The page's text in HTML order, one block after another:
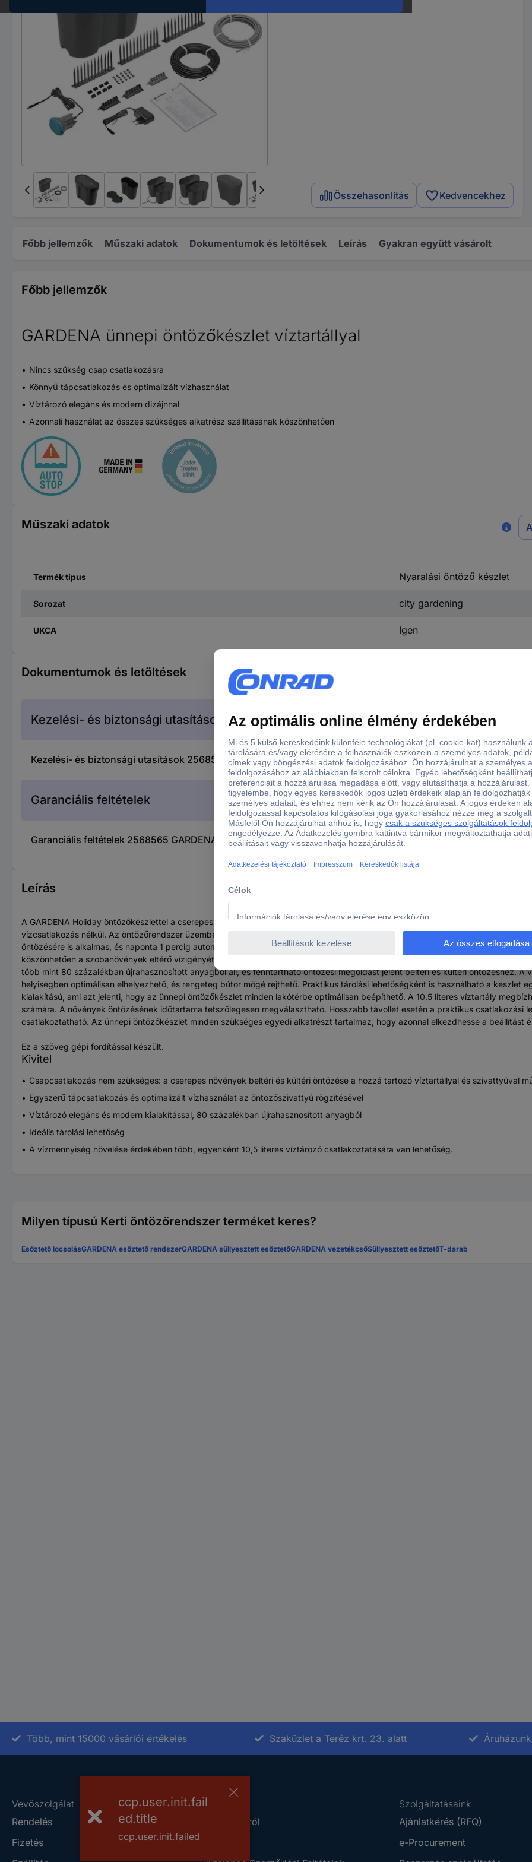
Összehasonlítás Kedvencekhez
Főbb jellemzők Műszaki adatok Dokumentumok és letöltések Leírás Gyakran együtt vásárolt
Főbb jellemzők
GARDENA ünnepi öntözőkészlet víztartállyal
Nincs szükség csap csatlakozásra
Könnyű tápcsatlakozás és optimalizált vízhasználat
Víztározó elegáns és modern dizájnnal
Azonnali használat az összes szükséges alkatrész szállításának köszönhetően
Műszaki adatok
Termék típus Nyaralási öntöző készlet
Sorozat city gardening
UKCA Igen
Dokumentumok és letöltések
Kezelési- és biztonsági utasítások
Kezelési- és biztonsági utasítások 2568565 GARDENA city gardening 13366-20 Nyaralási öntöző készlet
Garanciális feltételek
Garanciális feltételek 2568565 GARDENA city gardening 13366-20 Nyaralási öntöző készlet
Leírás
A GARDENA Holiday öntözőkészlettel a cserepes növények optimálisan el vannak látva vízzel akkor is, ha Ön hosszabb ideig
vízcsatlakozás nélkül. Az öntözőrendszer üzembe helyezéséhez nem szükséges egynél több áramforrás. A GARDENA Holiday
öntözésére is alkalmas, és naponta 1 percig automatikusan öntözi a növényeket. A különböző szállítási mennyiségekkel és 12
köszönhetően a szobanövények eltérő vízigényét veszik figyelembe Az öntözőszivattyú rögzítési lehetősége biztosítja az
több mint 80 százalékban újrahasznosított anyagból áll, és fenntartható öntözési megoldást jelent beltéri és kültéri öntözéshez. A
helyiségben optimálisan elhelyezhető, és rengeteg bútor mögé rejthető. Praktikus tárolási lehetőségként is használható a készlet
kialakítású, ami azt jelenti, hogy az ünnepi öntözőkészlet minden lakótérbe optimálisan beépíthető. A 10,5 literes víztartály
számára. A növények öntözésének időtartama tetszőlegesen megválasztható. Hosszabb távollét esetén a praktikus csatlakozási
csatlakoztatható. Az ünnepi öntözőkészlet minden szükséges egyedi alkatrészt tartalmaz, hogy azonnal elkezdhesse a beállítást
Ez a szöveg gépi fordítással készült.
Kivitel
Csapcsatlakozás nem szükséges: a cserepes növények beltéri és kültéri öntözése a hozzá tartozó víztartállyal és szivattyúval
Egyszerű tápcsatlakozás és optimalizált vízhasználat az öntözőszivattyú rögzítésével
Víztározó elegáns és modern kialakítással, 80 százalékban újrahasznosított anyagból
Ideális tárolási lehetőség
A vízmennyiség növelése érdekében több, egyenként 10,5 literes víztározó csatlakoztatására van lehetőség.
Milyen típusú Kerti öntözőrendszer terméket keres?
Esőztető locsolásGARDENA esőztető rendszerGARDENA süllyesztett esőztetőGARDENA vezetékcsőSüllyesztett esőztetőT-darab
Több, mint 15000 vásárlói értékelés Szaküzlet a Teréz krt. 23. alatt
Vevőszolgálat
Rendelés
Fizetés
Rólunk
A Conradról
Szolgáltatásaink
Ajánlatkérés (RFQ)
e-Procurement
ccp.user.init.fail
ed.title
ccp.user.init.failed